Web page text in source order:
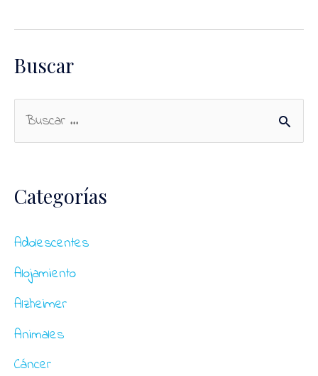
Buscar
u
c
r
p
o
r
Categorías
Adolescentes
Alojamiento
Alzheimer
Animales
Cáncer